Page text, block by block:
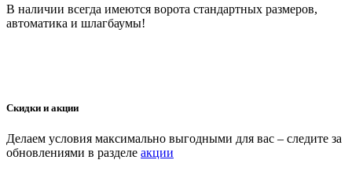
В наличии всегда имеются ворота стандартных размеров,
автоматика и шлагбаумы!
Скидки и акции
Делаем условия максимально выгодными для вас – следите за
обновлениями в разделе акции